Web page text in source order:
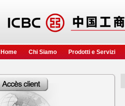
Home Chi Siamo Prodotti e Servizi